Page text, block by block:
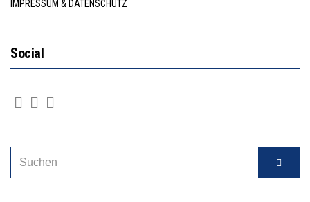
IMPRESSUM & DATENSCHUTZ
Social